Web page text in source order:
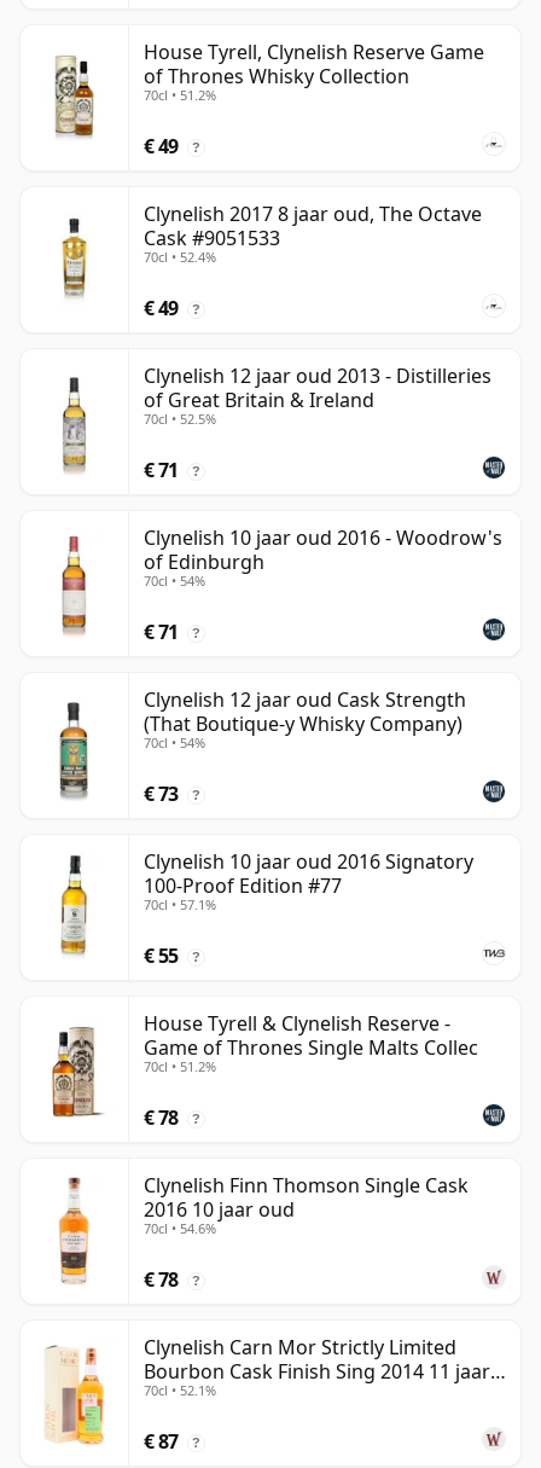
House Tyrell, Clynelish Reserve Game
of Thrones Whisky Collection
70cl • 51.2%
€ 49 ?
Clynelish 2017 8 jaar oud, The Octave
Cask #9051533
70cl • 52.4%
€ 49 ?
Clynelish 12 jaar oud 2013 - Distilleries
of Great Britain & Ireland
70cl • 52.5%
€ 71 ?
Clynelish 10 jaar oud 2016 - Woodrow's
of Edinburgh
70cl • 54%
€ 71 ?
Clynelish 12 jaar oud Cask Strength
(That Boutique-y Whisky Company)
70cl • 54%
€ 73 ?
Clynelish 10 jaar oud 2016 Signatory
100-Proof Edition #77
70cl • 57.1%
€ 55 ?
House Tyrell & Clynelish Reserve -
Game of Thrones Single Malts Collec
70cl • 51.2%
€ 78 ?
Clynelish Finn Thomson Single Cask
2016 10 jaar oud
70cl • 54.6%
€ 78 ?
Clynelish Carn Mor Strictly Limited
Bourbon Cask Finish Sing 2014 11 jaar
oud
70cl • 52.1%
€ 87 ?